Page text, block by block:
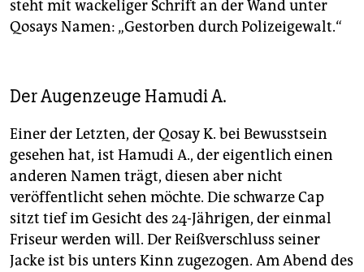
steht mit wackeliger Schrift an der Wand unter
Qosays Namen: „Gestorben durch Polizei­gewalt.“
Der Augenzeuge Hamudi A.
Einer der Letzten, der Qosay K. bei Bewusstsein
gesehen hat, ist Hamudi A., der eigentlich einen
anderen Namen trägt, diesen aber nicht
veröffentlicht sehen möchte. Die schwarze Cap
sitzt tief im Gesicht des 24-Jährigen, der einmal
Friseur werden will. Der Reißverschluss seiner
Jacke ist bis unters Kinn zugezogen. Am Abend des